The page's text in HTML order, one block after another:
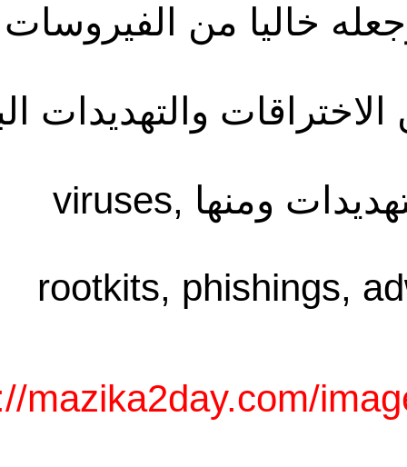
من الفيروسات
والتهديدات البلهاء
حماية قوي يحميك ضد جميع التهديدات ومنها viruses,
rootkits,
http://